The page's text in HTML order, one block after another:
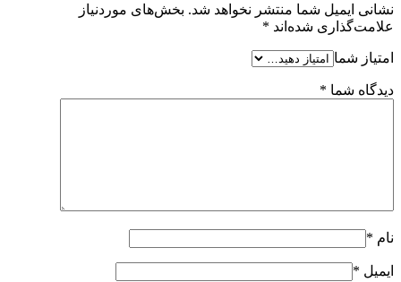
نشانی ایمیل شما منتشر نخواهد شد. بخش‌های موردنیاز
علامت‌گذاری شده‌اند *
امتیاز شما
دیدگاه شما *
نام *
ایمیل *